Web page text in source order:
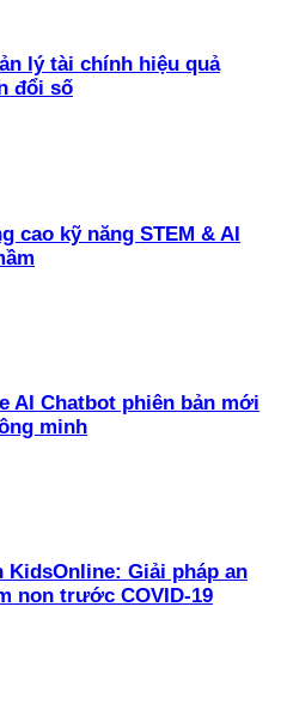
lý tài chính hiệu quả
đổi số
cao kỹ năng STEM & AI
AI Chatbot phiên bản mới
minh
KidsOnline: Giải pháp an
non trước COVID-19